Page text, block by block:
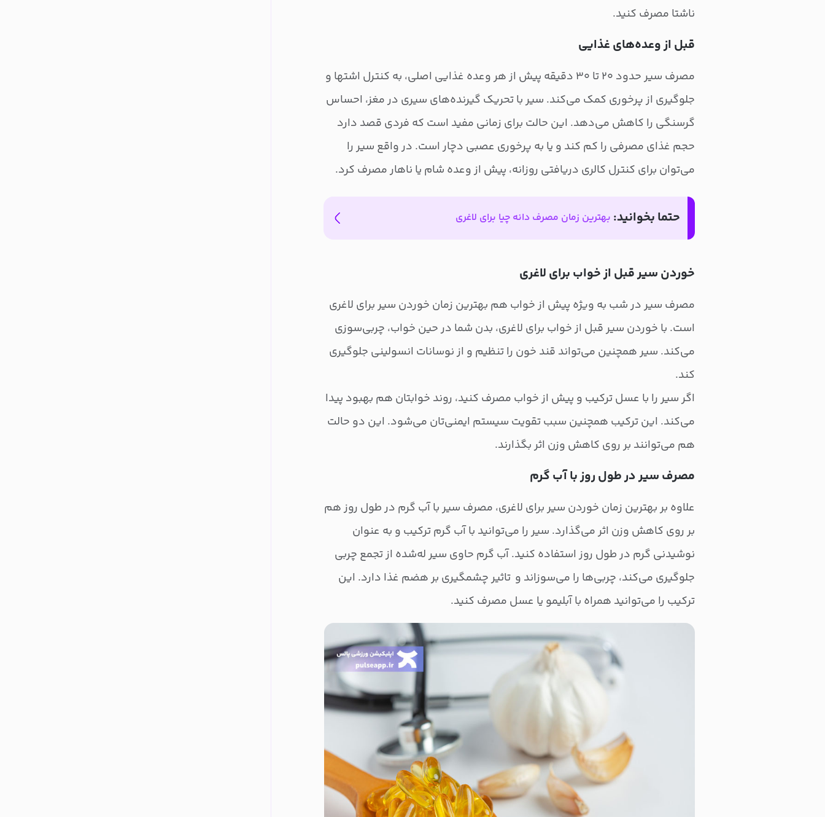
ناشتا مصرف کنید.
قبل از وعده‌های غذایی
مصرف سیر حدود ۲۰ تا ۳۰ دقیقه پیش از هر وعده غذایی اصلی، به کنترل اشتها و
جلوگیری از پرخوری کمک می‌کند. سیر با تحریک گیرنده‌های سیری در مغز، احساس
گرسنگی را کاهش می‌دهد. این حالت برای زمانی مفید است که فردی قصد دارد
حجم غذای مصرفی را کم کند و یا به پرخوری عصبی دچار است. در واقع سیر را
می‌توان برای کنترل کالری دریافتی روزانه، پیش از وعده شام یا ناهار مصرف کرد.
حتما بخوانید: بهترین زمان مصرف دانه چیا برای لاغری
خوردن سیر قبل از خواب برای لاغری
مصرف سیر در شب به ویژه پیش از خواب هم بهترین زمان خوردن سیر برای لاغری
است. با خوردن سیر قبل از خواب برای لاغری، بدن شما در حین خواب، چربی‌سوزی
می‌کند. سیر همچنین می‌تواند قند خون را تنظیم و از نوسانات انسولینی جلوگیری
کند.
اگر سیر را با عسل ترکیب و پیش از خواب مصرف کنید، روند خوابتان هم بهبود پیدا
می‌کند. این ترکیب همچنین سبب تقویت سیستم ایمنی‌تان می‌شود. این دو حالت
هم می‌توانند بر روی کاهش وزن اثر بگذارند.
مصرف سیر در طول روز با آب گرم
علاوه بر بهترین زمان خوردن سیر برای لاغری، مصرف سیر با آب گرم در طول روز هم
بر روی کاهش وزن اثر می‌گذارد. سیر را می‌توانید با آب گرم ترکیب و به عنوان
نوشیدنی گرم در طول روز استفاده کنید. آب گرم حاوی سیر له‌شده از تجمع چربی
جلوگیری می‌کند، چربی‌ها را می‌سوزاند و تاثیر چشمگیری بر هضم غذا دارد. این
ترکیب را می‌توانید همراه با آبلیمو یا عسل مصرف کنید.